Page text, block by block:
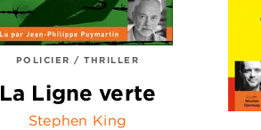
POLICIER / THRILLER
La Ligne verte
Stephen King